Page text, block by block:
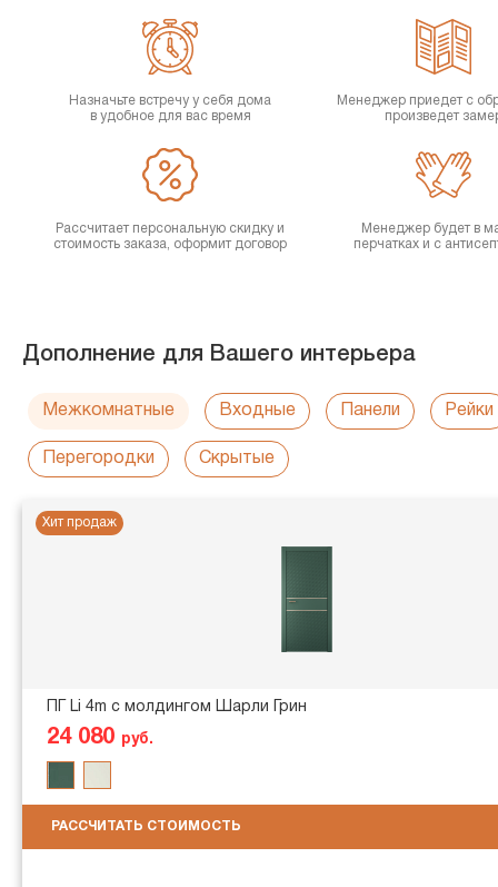
Назначьте встречу у себя дома
в удобное для вас время
Менеджер приедет с
произведет
Рассчитает персональную скидку и
стоимость заказа, оформит договор
Менеджер будет в
перчатках и с
Дополнение для Вашего интерьера
Межкомнатные Входные Панели Рейки
Перегородки Скрытые
Хит продаж
ПГ Li 4m с молдингом Шарли Грин
24 080 руб.
РАССЧИТАТЬ СТОИМОСТЬ